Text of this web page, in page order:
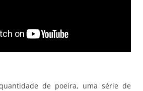
de poeira, uma série de